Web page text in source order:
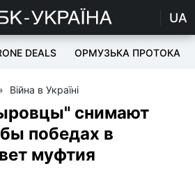
UA
DEALS ОРМУЗЬКА ПРОТОКА
Війна в Україні
снимают
победах в
муфтия